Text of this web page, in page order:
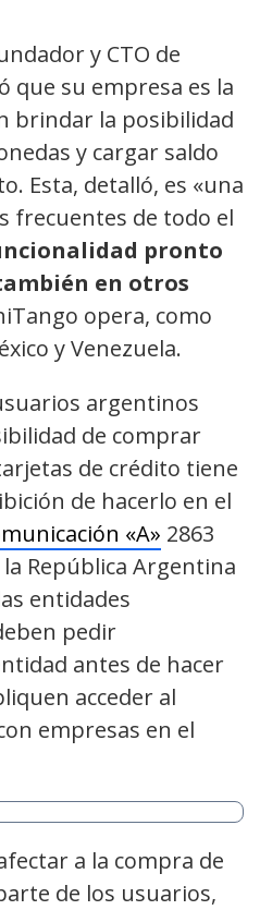
y CTO de
que su empresa es la
brindar la posibilidad
y cargar saldo
Esta, detalló, es «una
frecuentes de todo el
pronto
en otros
opera, como
y Venezuela.
argentinos
de comprar
de crédito tiene
de hacerlo en el
«A» 2863
República Argentina
entidades
pedir
antes de hacer
acceder al
empresas en el
a la compra de
de los usuarios,